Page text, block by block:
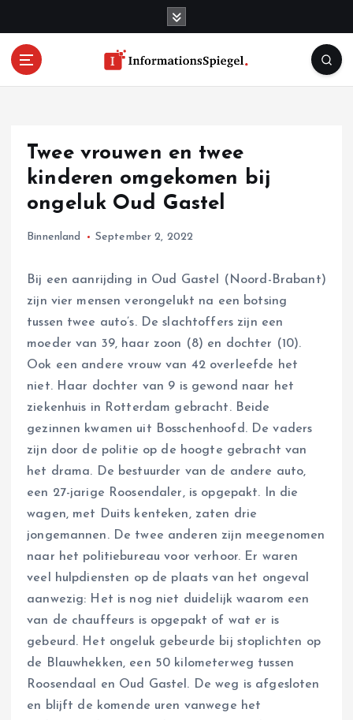
Twee vrouwen en twee
kinderen omgekomen bij
ongeluk Oud Gastel
Binnenland September 2, 2022
Bij een aanrijding in Oud Gastel (Noord-Brabant)
zijn vier mensen verongelukt na een botsing
tussen twee auto’s. De slachtoffers zijn een
moeder van 39, haar zoon (8) en dochter (10).
Ook een andere vrouw van 42 overleefde het
niet. Haar dochter van 9 is gewond naar het
ziekenhuis in Rotterdam gebracht. Beide
gezinnen kwamen uit Bosschenhoofd. De vaders
zijn door de politie op de hoogte gebracht van
het drama. De bestuurder van de andere auto,
een 27-jarige Roosendaler, is opgepakt. In die
wagen, met Duits kenteken, zaten drie
jongemannen. De twee anderen zijn meegenomen
naar het politiebureau voor verhoor. Er waren
veel hulpdiensten op de plaats van het ongeval
aanwezig: Het is nog niet duidelijk waarom een
van de chauffeurs is opgepakt of wat er is
gebeurd. Het ongeluk gebeurde bij stoplichten op
de Blauwhekken, een 50 kilometerweg tussen
Roosendaal en Oud Gastel. De weg is afgesloten
en blijft de komende uren vanwege het